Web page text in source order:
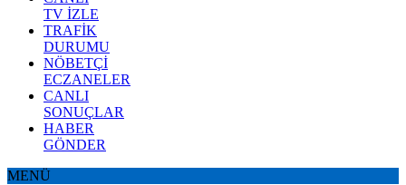
TV İZLE
TRAFİK
DURUMU
NÖBETÇİ
ECZANELER
CANLI
SONUÇLAR
HABER
GÖNDER
MENÜ